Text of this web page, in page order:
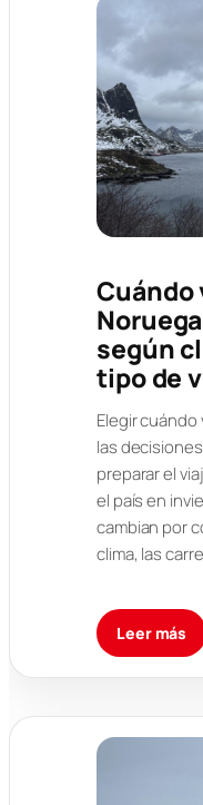
Cuándo
según
tipo de
Elegir cuándo
las
preparar el
el país en
cambian por
clima, las
Leer más